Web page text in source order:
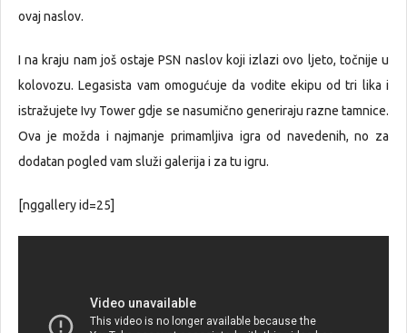
ovaj naslov.
I na kraju nam još ostaje PSN naslov koji izlazi ovo ljeto, točnije u
kolovozu. Legasista vam omogućuje da vodite ekipu od tri lika i
istražujete Ivy Tower gdje se nasumično generiraju razne tamnice.
Ova je možda i najmanje primamljiva igra od navedenih, no za
dodatan pogled vam služi galerija i za tu igru.
[nggallery id=25]